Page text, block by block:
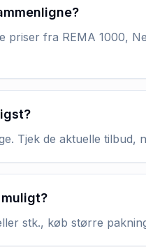
priser fra REMA 1000,
Tjek de aktuelle
stk., køb større